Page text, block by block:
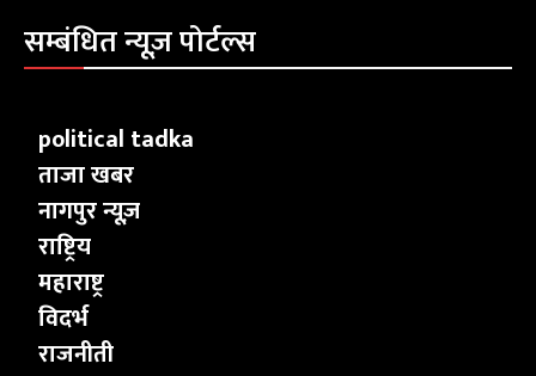
सम्बंधित न्यूज़ पोर्टल्स
political tadka
ताजा खबर
नागपुर न्यूज़
राष्ट्रिय
महाराष्ट्र
विदर्भ
राजनीती